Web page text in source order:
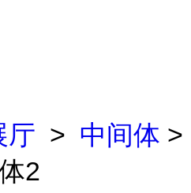
厅 > 中间体 >
2